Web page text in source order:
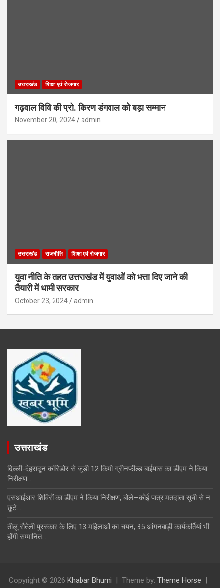
उत्तराखंड शिक्षा एवं रोजगार
गढ़वाल विवि की प्रो. किरण डंगवाल को बड़ा सम्मान
November 20, 2024 admin
उत्तराखंड राजनीति शिक्षा एवं रोजगार
युवा नीति के तहत उत्तराखंड में युवाओं को भत्ता दिए जाने की
तैयारी में धामी सरकार
October 23, 2024 admin
उत्तराखंड
दिल्ली-देहरादून कॉरिडोर से जुड़ी 12 किमी ग्रीनफील्ड बाईपास का डीएम ने किया
निरीक्षण…
एसआईआर शिविरों का डीएम ने किया निरीक्षण, बोले—कोई पात्र मतदाता सूची से न
छूटे…
तीलू रौतेली पुरस्कार के लिए 13 महिलाओं का चयन, 35 आंगनबाड़ी कार्यकर्तियां भी
होंगी सम्मानित…
Copyright © 2026 Khabar Bhumi Theme by: Theme Horse